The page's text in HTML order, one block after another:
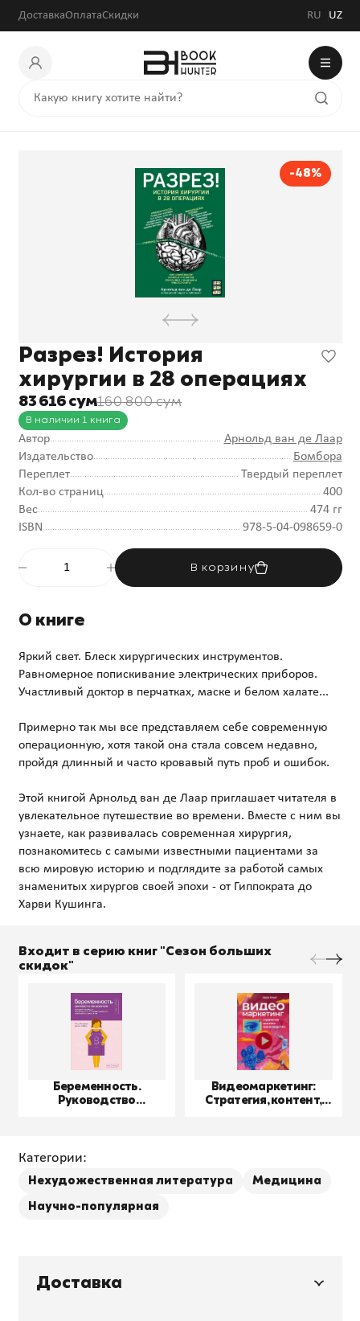
ДоставкаОплатаСкидки RU UZ
-48%
Разрез! История
хирургии в 28 операциях
83 616 сум160 800 сум
В наличии 1 книга
Автор
Арнольд ван де Лаар
Издательство
Бомбора
Переплет
Твердый переплет
Кол-во страниц
400
Вес
474 гг
ISBN
978-5-04-098659-0
В корзину
О книге
Яркий свет. Блеск хирургических инструментов.
Равномерное попискивание электрических приборов.
Участливый доктор в перчатках, маске и белом халате...
Примерно так мы все представляем себе современную
операционную, хотя такой она стала совсем недавно,
пройдя длинный и часто кровавый путь проб и ошибок.
Этой книгой Арнольд ван де Лаар приглашает читателя в
увлекательное путешествие во времени. Вместе с ним вы
узнаете, как развивалась современная хирургия,
познакомитесь с самыми известными пациентами за
всю мировую историю и подглядите за работой самых
знаменитых хирургов своей эпохи - от Гиппократа до
Входит в серию книг "Сезон больших
скидок"
Беременность.
Руководство
Видеомаркетинг:
Стратегия, контент,
Категории:
Нехудожественная литература
Медицина
Научно-популярная
Доставка